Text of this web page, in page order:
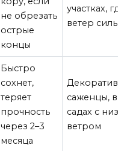
не обрезать
острые
концы
участках, где
ветер
Быстро
сохнет,
теряет
прочность
через 2–3
месяца
саженцы, в
садах с
ветром